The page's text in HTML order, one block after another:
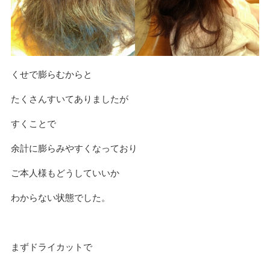
くせで膨らむからと
たくさんすいてありましたが
すくことで
余計に膨らみやすくなっており
ご本人様もどうしていいか
わからない状態でした。
まずドライカットで